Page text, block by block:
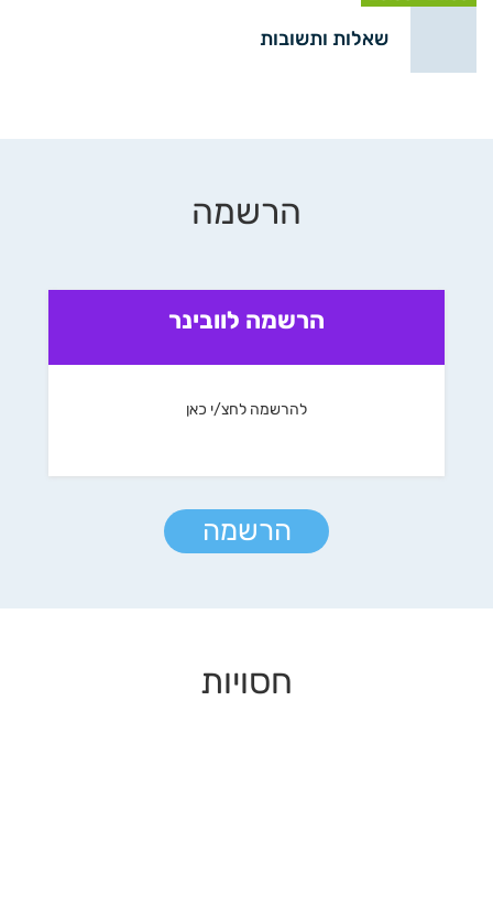
שאלות ותשובות
הרשמה
הרשמה לוובינר
להרשמה לחצ/י כאן
הרשמה
חסויות